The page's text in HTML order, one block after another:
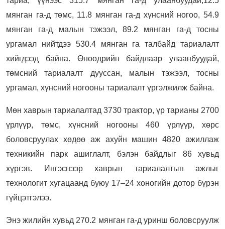
мянган га-д төмс, 11.8 мянган га-д хүнсний ногоо, 54.9
мянган га-д малын тэжээл, 89.2 мянган га-д тосны
ургамал нийтдээ 530.4 мянган га талбайд тариалалт
хийгдээд байна. Өнөөдрийн байдлаар улаанбуудай,
төмсний тариалалт дууссан, малын тэжээл, тосны
ургамал, хүнсний ногооны тариалалт үргэлжилж байна.
Мөн хаврын тариалалтад 3730 трактор, үр тарианы 2700
үрлүүр, төмс, хүнсний ногооны 460 үрлүүр, хөрс
боловсруулах хөдөө аж ахуйн машин 4820 ажиллаж
техникийн парк ашиглалт, бэлэн байдлыг 86 хувьд
хүргэв. Ингэснээр хаврын тариалалтын ажлыг
технологит хугацаанд буюу 17–24 хоногийн дотор бүрэн
гүйцэтгэлээ.
Энэ жилийн хувьд 270.2 мянган га-д уринш боловсруулж